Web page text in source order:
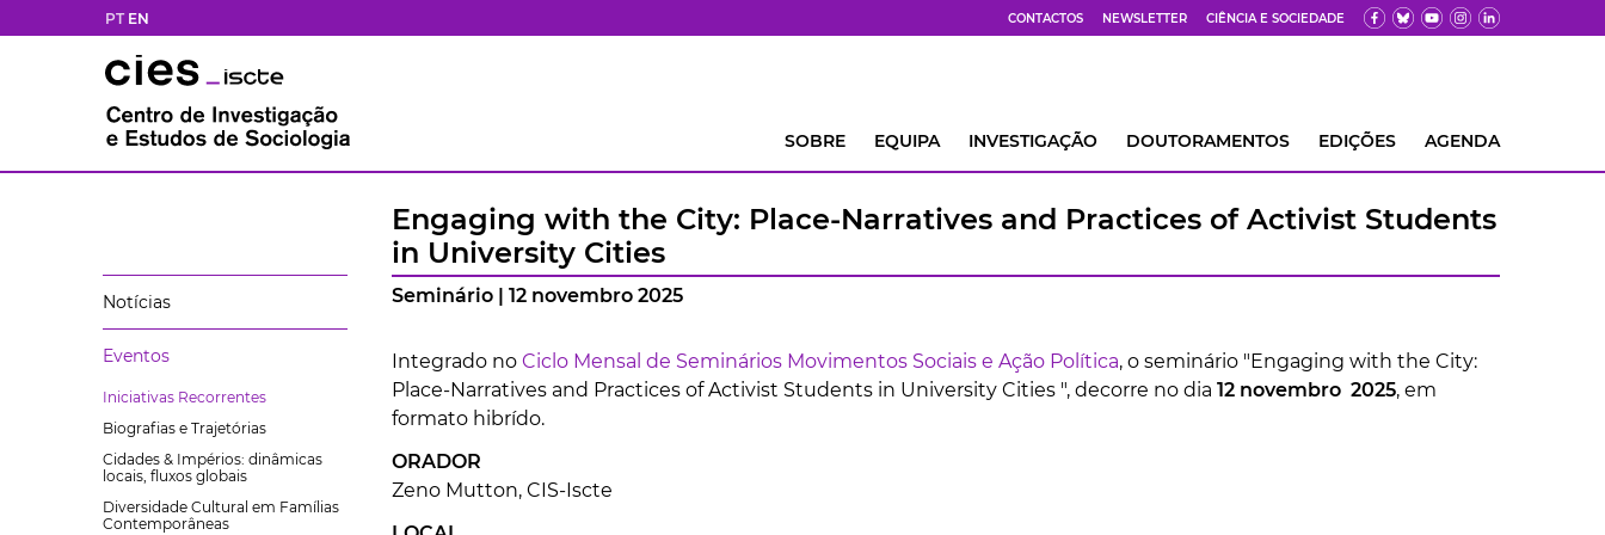
PT EN CONTACTOS NEWSLETTER CIÊNCIA E SOCIEDADE
SOBRE EQUIPA INVESTIGAÇÃO DOUTORAMENTOS EDIÇÕES AGENDA
Notícias
Eventos
Iniciativas Recorrentes
Biografias e Trajetórias
Cidades & Impérios: dinâmicas
locais, fluxos globais
Diversidade Cultural em Famílias
Contemporâneas
Engaging with the City: Place-Narratives and Practices of Activist Students
in University Cities
Seminário | 12 novembro 2025
Integrado no Ciclo Mensal de Seminários Movimentos Sociais e Ação Política, o seminário "Engaging with the City:
Place-Narratives and Practices of Activist Students in University Cities ", decorre no dia 12 novembro 2025, em
formato hibrído.
ORADOR
Zeno Mutton, CIS-Iscte